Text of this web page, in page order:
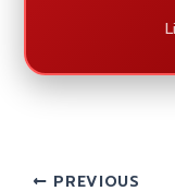
PREVIOUS